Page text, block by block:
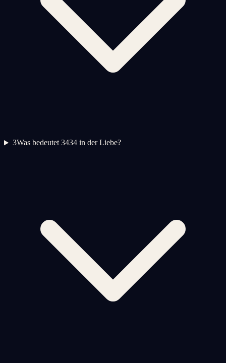
3Was bedeutet 3434 in der Liebe?